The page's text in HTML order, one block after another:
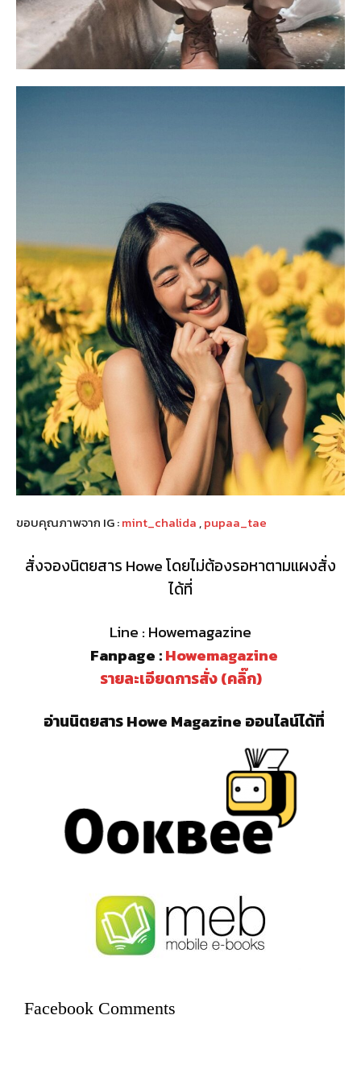
ขอบคุณภาพจาก IG :mint_chalida,pupaa_tae
สั่งจองนิตยสาร Howe โดยไม่ต้องรอหาตามแผงสั่ง
ได้ที่
Line : Howemagazine
Fanpage :Howemagazine
รายละเอียดการสั่ง (คลิ๊ก)
อ่านนิตยสาร Howe Magazine ออนไลน์ได้ที่
Facebook Comments